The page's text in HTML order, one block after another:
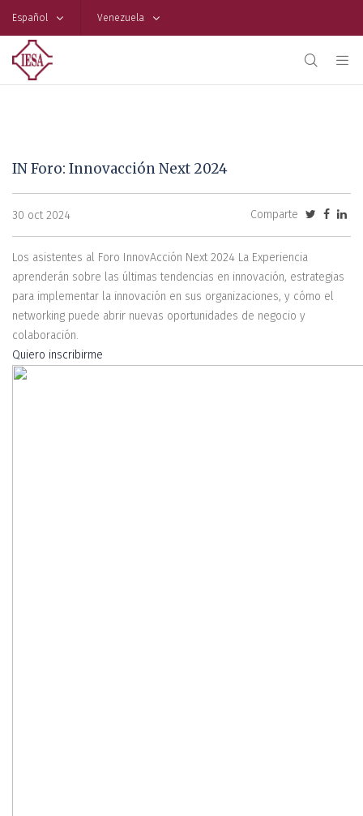
Español Venezuela
IN Foro: Innovacción Next 2024
30 oct 2024 Comparte
Los asistentes al Foro InnovAcción Next 2024 La Experiencia
aprenderán sobre las últimas tendencias en innovación, estrategias
para implementar la innovación en sus organizaciones, y cómo el
networking puede abrir nuevas oportunidades de negocio y
colaboración.
Quiero inscribirme